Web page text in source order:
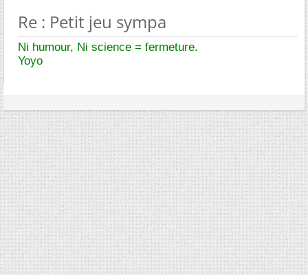
Re : Petit jeu sympa
Ni humour, Ni science = fermeture.
Yoyo